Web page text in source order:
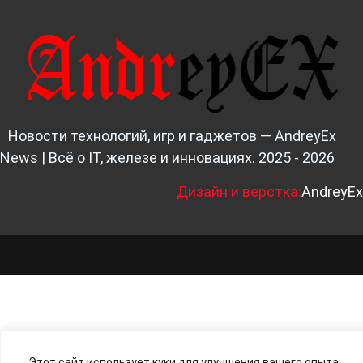
Новости технологий, игр и гаджетов — AndreyEx
News | Всё о IT, железе и инновациях. 2025 - 2026
Дизайн и верстка:AndreyEx